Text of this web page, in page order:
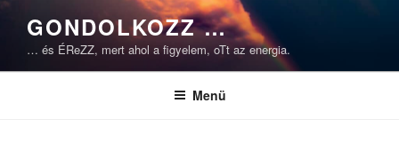
Tartalomhoz
GONDOLKOZZ …
… és ÉReZZ, mert ahol a figyelem, oTt az energia.
Menü